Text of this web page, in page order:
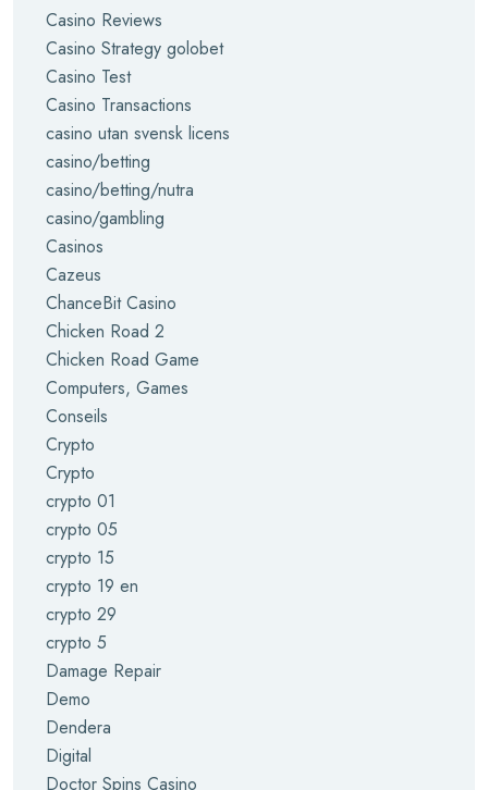
Casino Reviews
Casino Strategy golobet
Casino Test
Casino Transactions
casino utan svensk licens
casino/betting
casino/betting/nutra
casino/gambling
Casinos
Cazeus
ChanceBit Casino
Chicken Road 2
Chicken Road Game
Computers, Games
Conseils
Crypto
Crypto
crypto 01
crypto 05
crypto 15
crypto 19 en
crypto 29
crypto 5
Damage Repair
Demo
Dendera
Digital
Doctor Spins Casino